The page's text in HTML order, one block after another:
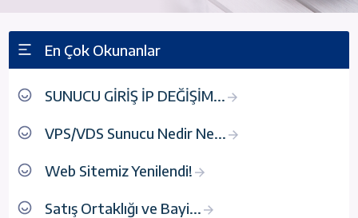
En Çok Okunanlar
SUNUCU GİRİŞ İP DEĞİŞİM...
VPS/VDS Sunucu Nedir Ne...
Web Sitemiz Yenilendi!
Satış Ortaklığı ve Bayi...